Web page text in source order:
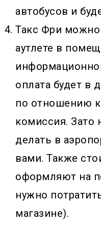
автобусов и
Такс Фри можно
аутлете в
оплата будет в
по отношению
комиссия. Зато
делать в
вами. Также
оформляют на
нужно
магазине).